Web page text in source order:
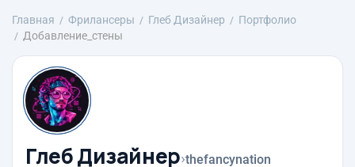
Главная Фрилансеры Глеб Дизайнер
Портфолио
Добавление_стены
Глеб Дизайнер›thefancynation